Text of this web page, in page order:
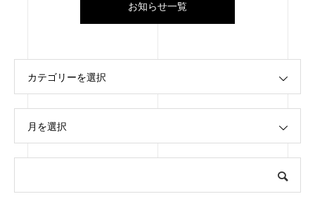
お知らせ一覧
カテゴリーを選択
月を選択